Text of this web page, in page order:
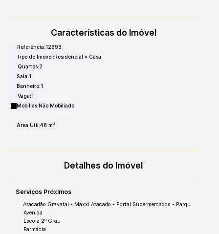
Características do Imóvel
Referência:12693
Tipo de Imóvel:Residencial » Casa
Quartos:2
Sala:1
Banheiro:1
Vaga:1
Mobílias:Não Mobiliado
Área Útil:48 m²
Detalhes do Imóvel
Serviços Próximos
Atacadão Gravatai - Maxxi Atacado - Portal Supermercados - Parque Olinda
Avenida
Escola 2º Grau
Farmácia